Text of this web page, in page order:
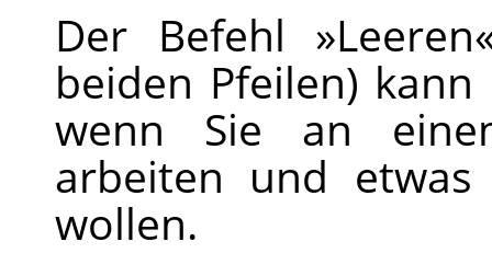
Der Befehl
beiden Pfeilen)
wenn Sie an
arbeiten und etwas
wollen.